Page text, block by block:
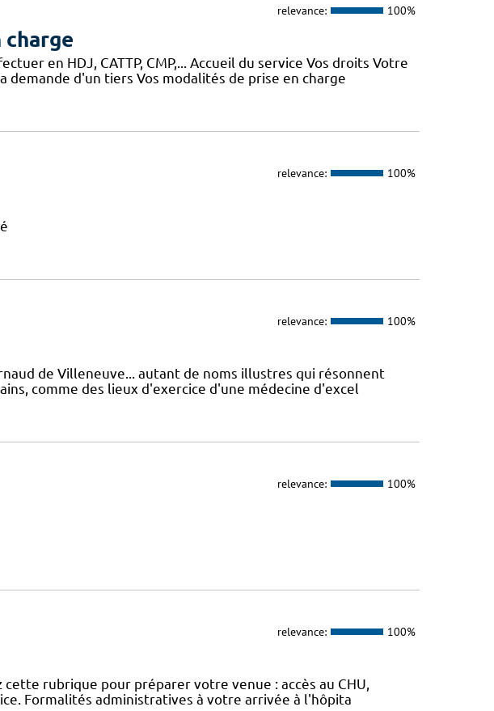
relevance: 100%
en HDJ, CATTP, CMP,... Accueil du service Vos droits Votre
demande d'un tiers Vos modalités de prise en charge
relevance: 100%
relevance: 100%
de Villeneuve... autant de noms illustres qui résonnent
comme des lieux d'exercice d'une médecine d'excel
relevance: 100%
relevance: 100%
rubrique pour préparer votre venue : accès au CHU,
Formalités administratives à votre arrivée à l'hôpita